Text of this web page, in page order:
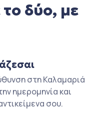
δύο, με
στη Καλαμαριά
ημερομηνία και
σου.